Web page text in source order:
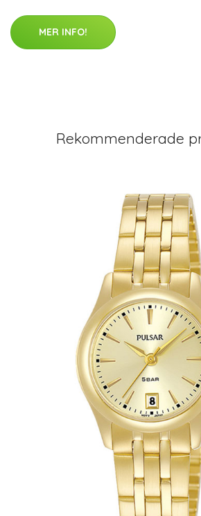
MER INFO!
Rekommenderade